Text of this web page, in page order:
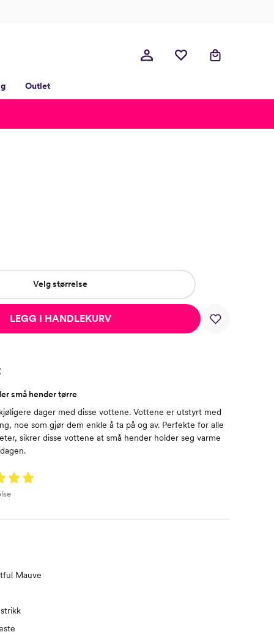
Outlet
Velg størrelse
LEGG I HANDLEKURV
små hender tørre
dager med disse vottene. Vottene er utstyrt med
noe som gjør dem enkle å ta på og av. Perfekte for alle
sikrer disse vottene at små hender holder seg varme
Mauve